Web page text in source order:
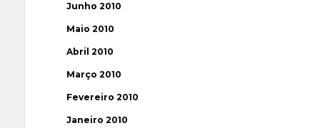
Junho 2010
Maio 2010
Abril 2010
Março 2010
Fevereiro 2010
Janeiro 2010